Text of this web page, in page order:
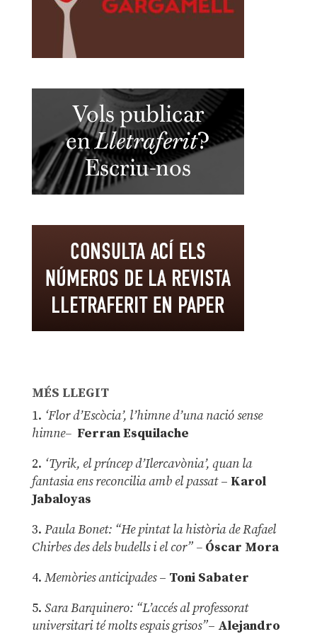
MÉS LLEGIT
1. ‘Flor d’Escòcia’, l’himne d’una nació sense
himne– Ferran Esquilache
2. ‘Tyrik, el príncep d’Ilercavònia’, quan la
fantasia ens reconcilia amb el passat– Karol
Jabaloyas
3. Paula Bonet: “He pintat la història de Rafael
Chirbes des dels budells i el cor” –Óscar Mora
4. Memòries anticipades– Toni Sabater
5. Sara Barquinero: “L’accés al professorat
universitari té molts espais grisos”– Alejandro